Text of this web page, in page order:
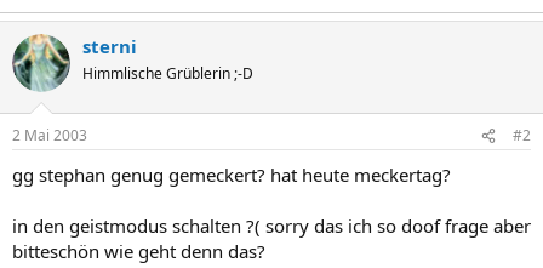
sterni
Himmlische Grüblerin ;-D
2 Mai 2003 #2
gg stephan genug gemeckert? hat heute meckertag?
in den geistmodus schalten ?( sorry das ich so doof frage aber
bitteschön wie geht denn das?